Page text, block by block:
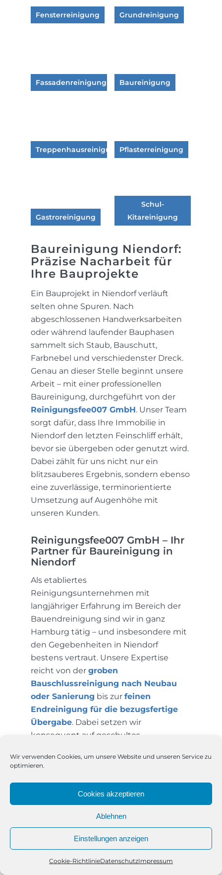
Wir verwenden Cookies, um unsere Website und unseren Service zu
optimieren.
Cookies akzeptieren
Ablehnen
Einstellungen anzeigen
Cookie-RichtlinieDatenschutzImpressum
Fensterreinigung Grundreinigung
Fassadenreinigung Baureinigung
TreppenhausreinigungPflasterreinigung
Gastroreinigung
Schul-
Kitareinigung
Baureinigung Niendorf:
Präzise Nacharbeit für
Ihre Bauprojekte
Ein Bauprojekt in Niendorf verläuft
selten ohne Spuren. Nach
abgeschlossenen Handwerksarbeiten
oder während laufender Bauphasen
sammelt sich Staub, Bauschutt,
Farbnebel und verschiedenster Dreck.
Genau an dieser Stelle beginnt unsere
Arbeit – mit einer professionellen
Baureinigung, durchgeführt von der
Reinigungsfee007 GmbH. Unser Team
sorgt dafür, dass Ihre Immobilie in
Niendorf den letzten Feinschliff erhält,
bevor sie übergeben oder genutzt wird.
Dabei zählt für uns nicht nur ein
blitzsauberes Ergebnis, sondern ebenso
eine zuverlässige, terminorientierte
Umsetzung auf Augenhöhe mit
unseren Kunden.
Reinigungsfee007 GmbH – Ihr
Partner für Baureinigung in
Niendorf
Als etabliertes
Reinigungsunternehmen mit
langjähriger Erfahrung im Bereich der
Bauendreinigung sind wir in ganz
Hamburg tätig – und insbesondere mit
den Gegebenheiten in Niendorf
bestens vertraut. Unsere Expertise
reicht von dergroben
Bauschlussreinigung nach Neubau
oder Sanierung bis zurfeinen
Endreinigung für die bezugsfertige
Übergabe. Dabei setzen wir
konsequent auf geschultes
Reinigungsmittel und eine
nicht nur ums „Putzen“, sondern darum,
Räume professionell für die nächste
Bauphase oder die endgültige Nutzung
vorzubereiten.
Klare Leistung, klare
Telefon Kontakt WhatsApp